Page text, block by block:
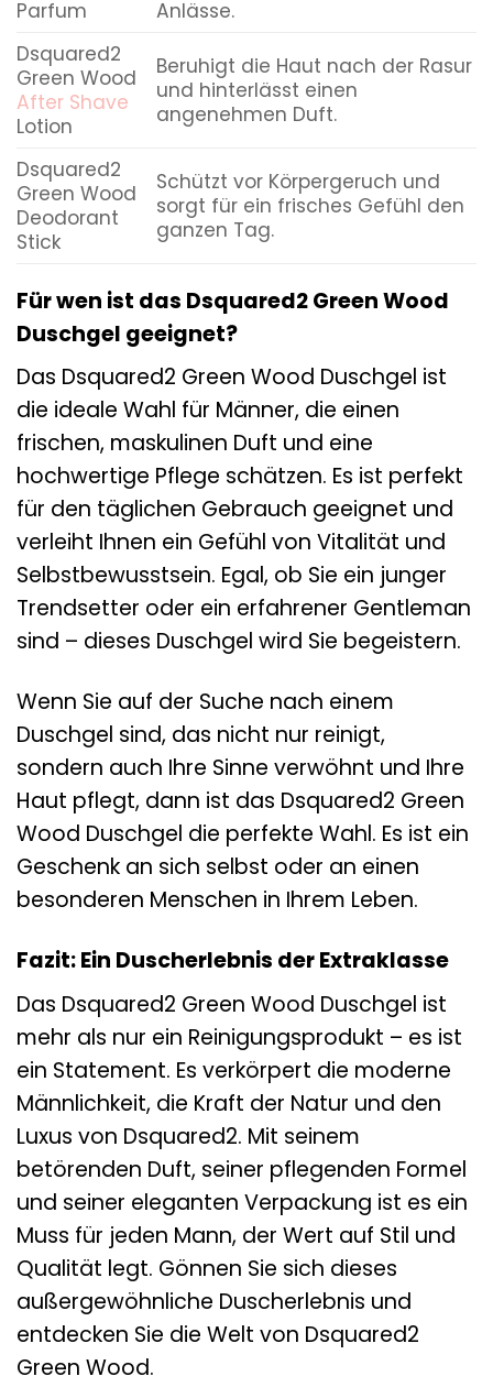
Parfum
Anlässe.
Dsquared2
Green Wood
After Shave
Lotion
Beruhigt die Haut nach der Rasur
und hinterlässt einen
angenehmen Duft.
Dsquared2
Green Wood
Deodorant
Stick
Schützt vor Körpergeruch und
sorgt für ein frisches Gefühl den
ganzen Tag.
Für wen ist das Dsquared2 Green Wood
Duschgel geeignet?
Das Dsquared2 Green Wood Duschgel ist
die ideale Wahl für Männer, die einen
frischen, maskulinen Duft und eine
hochwertige Pflege schätzen. Es ist perfekt
für den täglichen Gebrauch geeignet und
verleiht Ihnen ein Gefühl von Vitalität und
Selbstbewusstsein. Egal, ob Sie ein junger
Trendsetter oder ein erfahrener Gentleman
sind – dieses Duschgel wird Sie begeistern.
Wenn Sie auf der Suche nach einem
Duschgel sind, das nicht nur reinigt,
sondern auch Ihre Sinne verwöhnt und Ihre
Haut pflegt, dann ist das Dsquared2 Green
Wood Duschgel die perfekte Wahl. Es ist ein
Geschenk an sich selbst oder an einen
besonderen Menschen in Ihrem Leben.
Fazit: Ein Duscherlebnis der Extraklasse
Das Dsquared2 Green Wood Duschgel ist
mehr als nur ein Reinigungsprodukt – es ist
ein Statement. Es verkörpert die moderne
Männlichkeit, die Kraft der Natur und den
Luxus von Dsquared2. Mit seinem
betörenden Duft, seiner pflegenden Formel
und seiner eleganten Verpackung ist es ein
Muss für jeden Mann, der Wert auf Stil und
Qualität legt. Gönnen Sie sich dieses
außergewöhnliche Duscherlebnis und
entdecken Sie die Welt von Dsquared2
Green Wood.